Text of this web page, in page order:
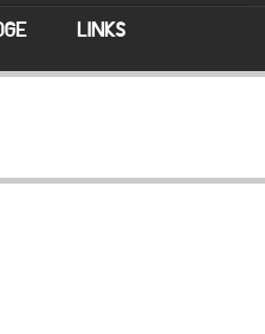
LINKS